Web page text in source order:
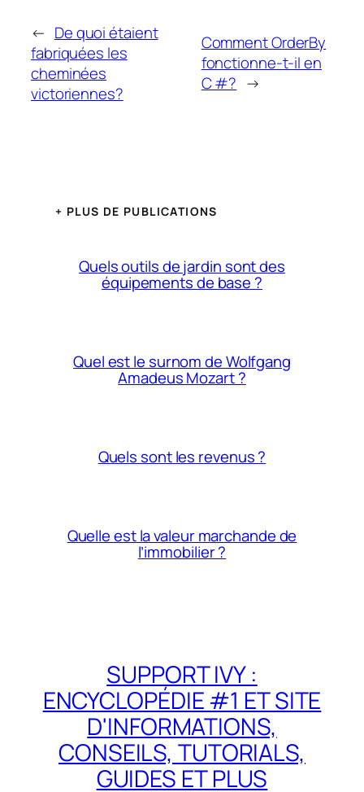
← De quoi étaient
fabriquées les
cheminées
victoriennes?
Comment OrderBy
fonctionne-t-il en
C #? →
+ PLUS DE PUBLICATIONS
Quels outils de jardin sont des
équipements de base ?
Quel est le surnom de Wolfgang
Amadeus Mozart ?
Quels sont les revenus ?
Quelle est la valeur marchande de
l’immobilier ?
SUPPORT IVY :
ENCYCLOPÉDIE #1 ET SITE
D'INFORMATIONS,
CONSEILS, TUTORIALS,
GUIDES ET PLUS